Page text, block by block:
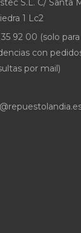
S.L. C/ Santa
1 Lc2
92 00 (solo para
con
por mail)